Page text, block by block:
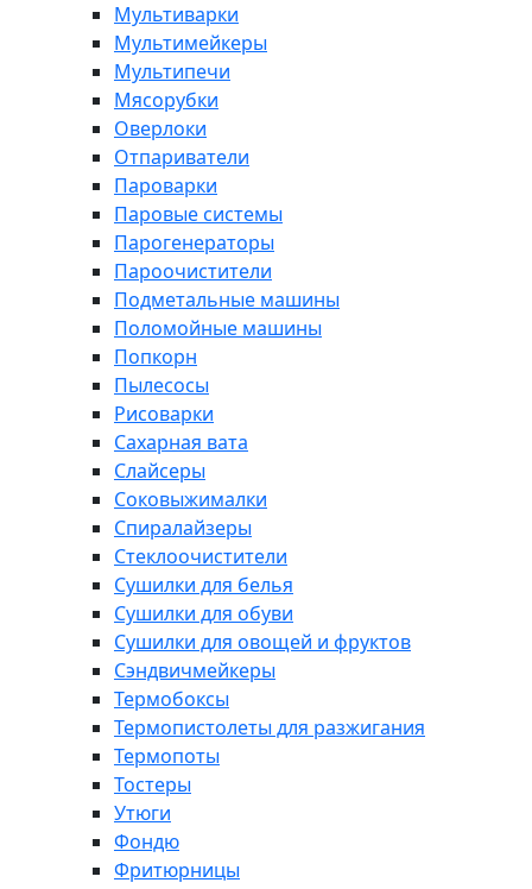
Мультиварки
Мультимейкеры
Мультипечи
Мясорубки
Оверлоки
Отпариватели
Пароварки
Паровые системы
Парогенераторы
Пароочистители
Подметальные машины
Поломойные машины
Попкорн
Пылесосы
Рисоварки
Сахарная вата
Слайсеры
Соковыжималки
Спиралайзеры
Стеклоочистители
Сушилки для белья
Сушилки для обуви
Сушилки для овощей и фруктов
Сэндвичмейкеры
Термобоксы
Термопистолеты для разжигания
Термопоты
Тостеры
Утюги
Фондю
Фритюрницы